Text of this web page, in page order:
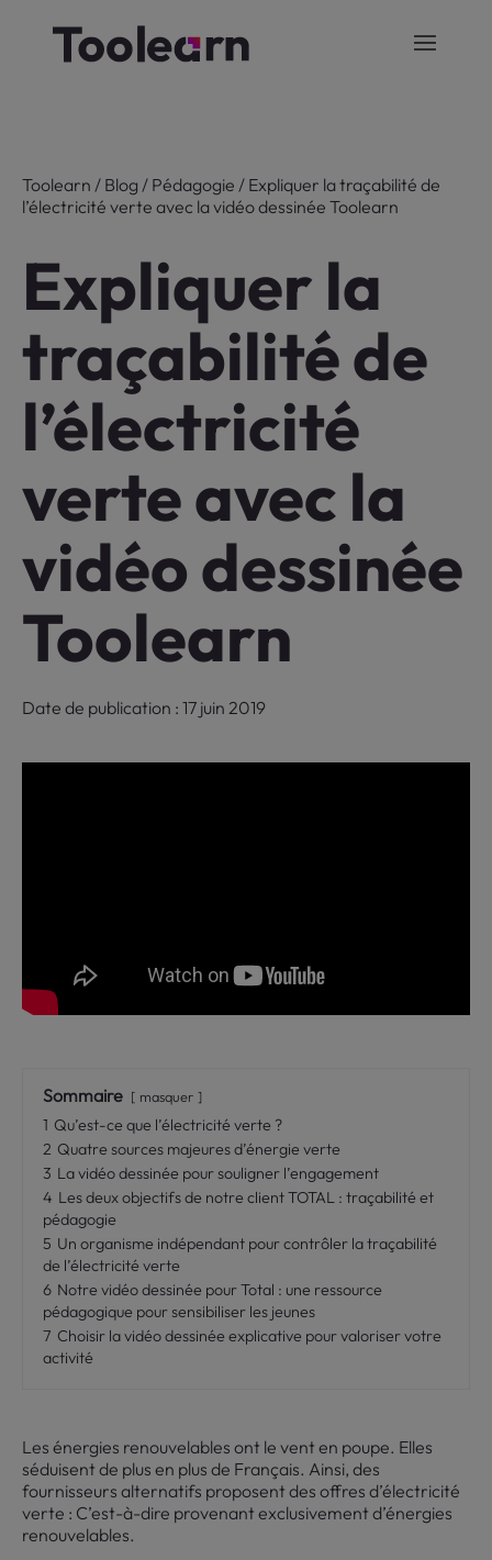
Toolearn / Blog / Pédagogie / Expliquer la traçabilité de
l’électricité verte avec la vidéo dessinée Toolearn
Expliquer la
traçabilité de
l’électricité
verte avec la
vidéo dessinée
Toolearn
Date de publication : 17 juin 2019
Sommaire masquer
1 Qu’est-ce que l’électricité verte ?
2 Quatre sources majeures d’énergie verte
3 La vidéo dessinée pour souligner l’engagement
4 Les deux objectifs de notre client TOTAL : traçabilité et
pédagogie
5 Un organisme indépendant pour contrôler la traçabilité
de l’électricité verte
6 Notre vidéo dessinée pour Total : une ressource
pédagogique pour sensibiliser les jeunes
7 Choisir la vidéo dessinée explicative pour valoriser votre
activité
Les énergies renouvelables ont le vent en poupe. Elles
séduisent de plus en plus de Français. Ainsi, des
fournisseurs alternatifs proposent des offres d’électricité
verte : C’est-à-dire provenant exclusivement d’énergies
renouvelables.